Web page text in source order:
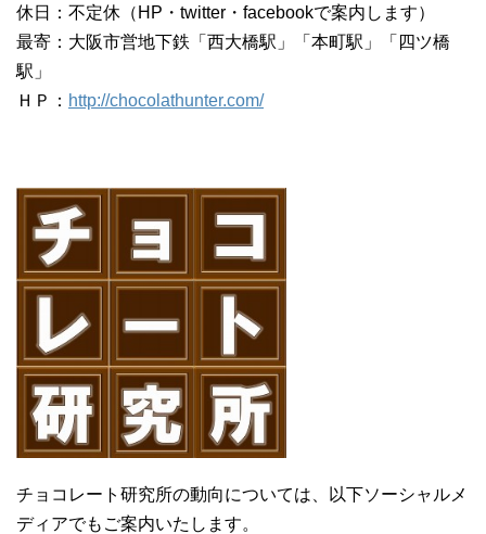
休日：不定休（HP・twitter・facebookで案内します）
最寄：大阪市営地下鉄「西大橋駅」「本町駅」「四ツ橋
駅」
ＨＰ： http://chocolathunter.com/
チョコレート研究所の動向については、以下ソーシャルメ
ディアでもご案内いたします。